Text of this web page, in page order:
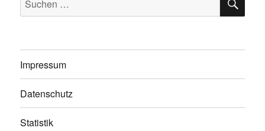
nach:
Impressum
Datenschutz
Statistik